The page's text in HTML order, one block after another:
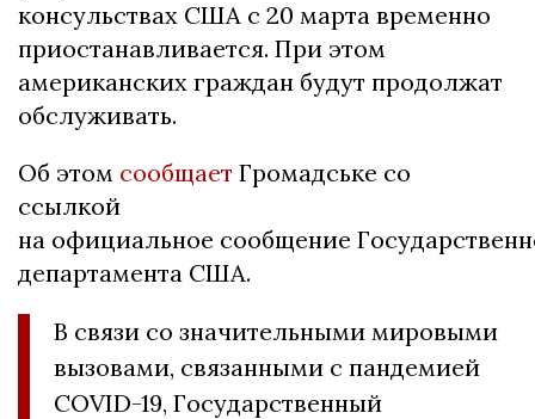
консульствах США с 20 марта временно
приостанавливается. При этом
американских граждан будут продолжат
обслуживать.
Об этом сообщает Громадське со
ссылкой
на официальное сообщение
департамента США.
В связи со значительными мировыми
вызовами, связанными с пандемией
COVID-19, Государственный